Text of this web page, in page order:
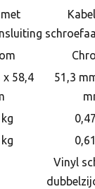
x 58,4
51,3
Vinyl